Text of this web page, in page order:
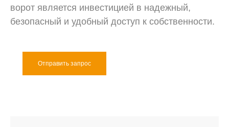
ворот является инвестицией в надежный,
безопасный и удобный доступ к собственности.
Отправить запрос